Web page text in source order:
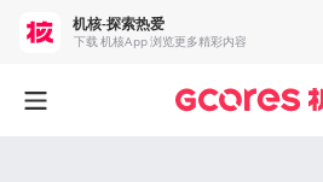
机核-探索热爱
下载 机核App 浏览更多精彩内容